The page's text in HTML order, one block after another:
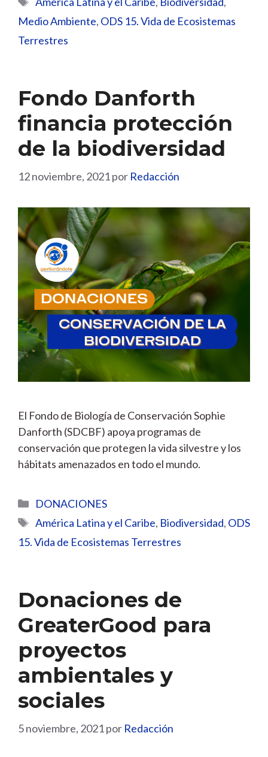
Medio Ambiente, ODS 15. Vida de Ecosistemas
Terrestres
Fondo Danforth
financia protección
de la biodiversidad
12 noviembre, 2021por Redacción
El Fondo de Biología de Conservación Sophie
Danforth (SDCBF) apoya programas de
conservación que protegen la vida silvestre y los
hábitats amenazados en todo el mundo.
Categorías
DONACIONES
Etiquetas
América Latina y el Caribe, Biodiversidad, ODS
15. Vida de Ecosistemas Terrestres
Donaciones de
GreaterGood para
proyectos
ambientales y
sociales
5 noviembre, 2021por Redacción